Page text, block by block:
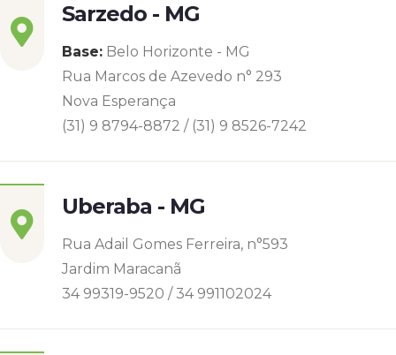
Sarzedo - MG
Base: Belo Horizonte - MG
Rua Marcos de Azevedo n° 293
Nova Esperança
(31) 9 8794-8872 / (31) 9 8526-7242
Uberaba - MG
Rua Adail Gomes Ferreira, n°593
Jardim Maracanã
34 99319-9520 / 34 991102024